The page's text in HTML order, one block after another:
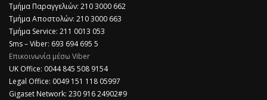
Τμήμα Παραγγελιών: 210 3000 662
Τμήμα Αποστολών: 210 3000 663
Τμήμα Service: 211 0013 053
Sms – Viber: 693 694 695 5
Επικοινωνία μέσω Viber
​UK Office: 0044 845 508 9154
Legal Office: 0049 151 118 05997
Gigaset Network: 230 916 24902#9